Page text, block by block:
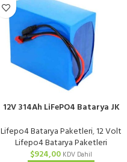
12V 314Ah LiFePO4 Batarya JK
Lifepo4 Batarya Paketleri,12 Volt
Lifepo4 Batarya Paketleri
$924,00 KDV Dahil